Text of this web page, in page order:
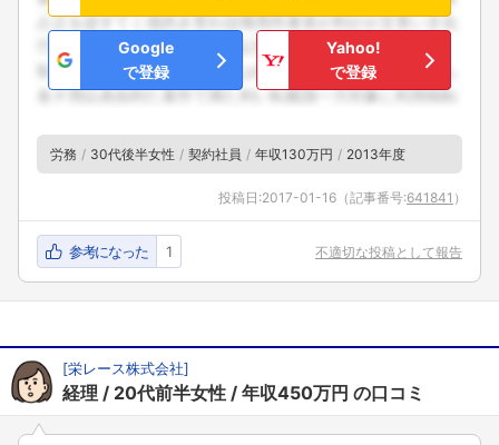
Google
で登録
Yahoo!
で登録
労務 30代後半女性 契約社員 年収130万円 2013年度
投稿日:2017-01-16 （記事番号:641841 ）
参考になった 1 不適切な投稿として報告
[栄レース株式会社]
経理 20代前半女性 年収450万円 の口コミ